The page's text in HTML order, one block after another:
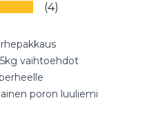
vaihtoehdot
poron luuliemi
(4)